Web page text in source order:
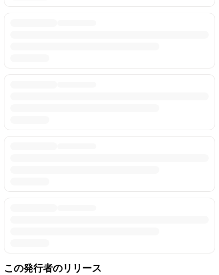
この発行者のリリース